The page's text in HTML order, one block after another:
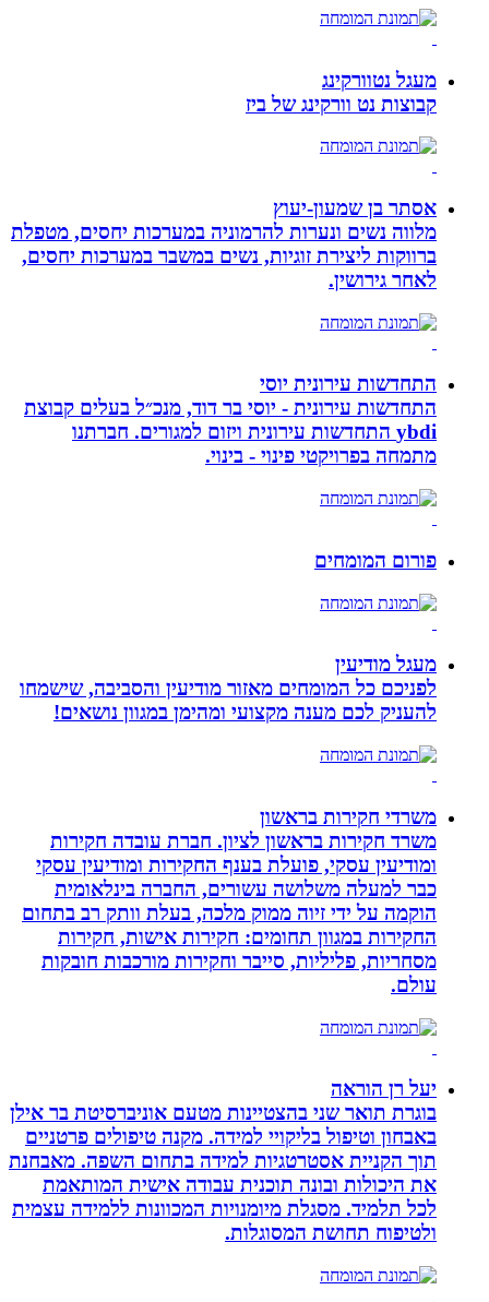
מעגל נטוורקינג
קבוצות נט וורקינג של ביז
אסתר בן שמעון-יעוץ
מלווה נשים ונערות להרמוניה במערכות יחסים, מטפלת
ברווקות ליצירת זוגיות, נשים במשבר במערכות יחסים,
לאחר גירושין.
התחדשות עירונית יוסי
התחדשות עירונית - יוסי בר דוד, מנכ״ל בעלים קבוצת
ybdi התחדשות עירונית ויזום למגורים. חברתנו
מתמחה בפרויקטי פינוי - בינוי.
פורום המומחים
מעגל מודיעין
לפניכם כל המומחים מאזור מודיעין והסביבה, שישמחו
להעניק לכם מענה מקצועי ומהימן במגוון נושאים!
משרדי חקירות בראשון
משרד חקירות בראשון לציון. חברת עובדה חקירות
ומודיעין עסקי, פועלת בענף החקירות ומודיעין עסקי
כבר למעלה משלושה עשורים, החברה בינלאומית
הוקמה על ידי זיוה ממוק מלכה, בעלת וותק רב בתחום
החקירות במגוון תחומים: חקירות אישות, חקירות
מסחריות, פליליות, סייבר וחקירות מורכבות חובקות
עולם.
יעל רן הוראה
בוגרת תואר שני בהצטיינות מטעם אוניברסיטת בר אילן
באבחון וטיפול בליקויי למידה. מקנה טיפולים פרטניים
תוך הקניית אסטרטגיות למידה בתחום השפה. מאבחנת
את היכולות ובונה תוכנית עבודה אישית המותאמת
לכל תלמיד. מסגלת מיומנויות המכוונות ללמידה עצמית
ולטיפוח תחושת המסוגלות.